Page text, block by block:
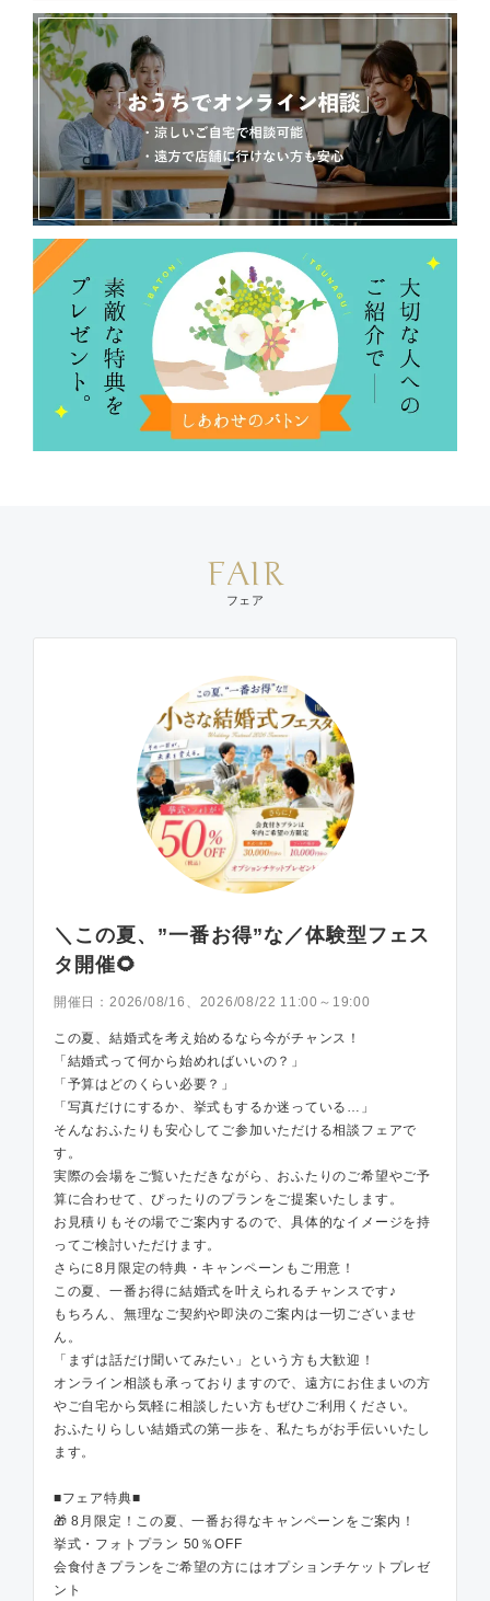
FAIR
フェア
＼この夏、”一番お得”な／体験型フェス
タ開催🌻
開催日： 2026/08/16、2026/08/22 11:00～19:00
この夏、結婚式を考え始めるなら今がチャンス！
「結婚式って何から始めればいいの？」
「予算はどのくらい必要？」
「写真だけにするか、挙式もするか迷っている…」
そんなおふたりも安心してご参加いただける相談フェアで
す。
実際の会場をご覧いただきながら、おふたりのご希望やご予
算に合わせて、ぴったりのプランをご提案いたします。
お見積りもその場でご案内するので、具体的なイメージを持
ってご検討いただけます。
さらに8月限定の特典・キャンペーンもご用意！
この夏、一番お得に結婚式を叶えられるチャンスです♪
もちろん、無理なご契約や即決のご案内は一切ございませ
ん。
「まずは話だけ聞いてみたい」という方も大歓迎！
オンライン相談も承っておりますので、遠方にお住まいの方
やご自宅から気軽に相談したい方もぜひご利用ください。
おふたりらしい結婚式の第一歩を、私たちがお手伝いいたし
ます。
■フェア特典■
🎁 8月限定！この夏、一番お得なキャンペーンをご案内！
挙式・フォトプラン 50％OFF
会食付きプランをご希望の方にはオプションチケットプレゼ
ント